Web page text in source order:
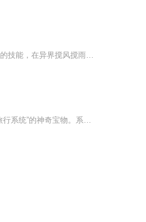
周天渴望死亡，因为每死一次都能让他变的更强!不能修炼的凡人，借助不死系统一个个强悍的技能，在异界搅风搅雨的故事!...
【内容简介】 在这个充满未知的旅程中，韩琦，一位21岁的大专毕业生，意外获得了名为“旅行系统”的神奇宝物。系统赋予他独一无二的能力——根据旅行体验给予不同等级的奖励宝箱。为了实现出人头地的梦想，韩琦选择成为一名流浪歌手，踏上了一场充满挑战的...